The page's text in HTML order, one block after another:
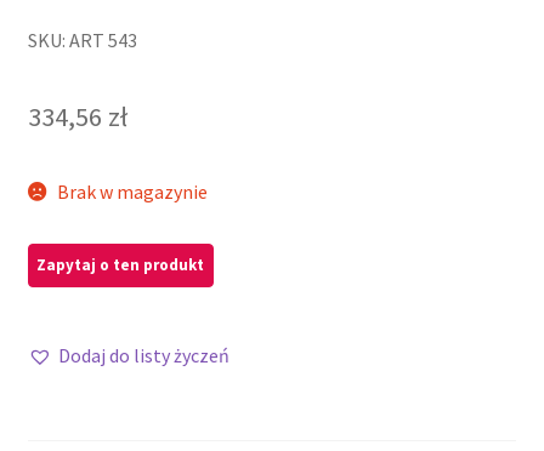
SKU: ART 543
334,56 zł
Brak w magazynie
Dodaj do listy życzeń